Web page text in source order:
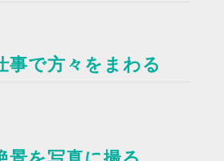
事で方々をまわる